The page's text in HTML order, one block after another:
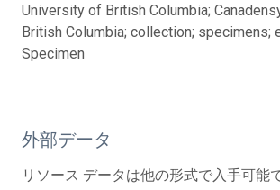
University of British Columbia;
British Columbia; collection; specimens;
Specimen
外部データ
リソース データは他の形式で入手可能